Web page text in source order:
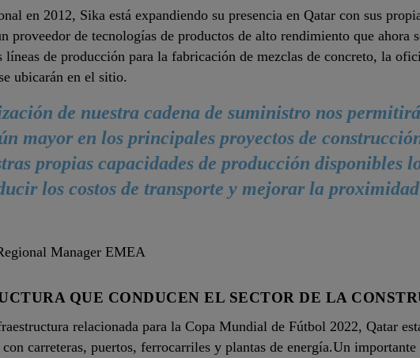
en 2012, Sika está expandiendo su presencia en Qatar con sus
proveedor de tecnologías de productos de alto rendimiento que ahora
de producción para la fabricación de mezclas de concreto, la
ubicarán en el sitio.
de nuestra cadena de suministro nos
mayor en los principales proyectos de
propias capacidades de producción disponibles
los costos de transporte y mejorar la
Manager EMEA
QUE CONDUCEN EL SECTOR DE LA
relacionada para la Copa Mundial de Fútbol 2022, Qatar
carreteras, puertos, ferrocarriles y plantas de energía.Un